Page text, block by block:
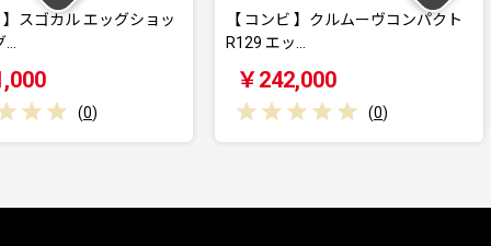
グショッ
【 コンビ 】クルムーヴコンパクト
(0 )
【 コンビ